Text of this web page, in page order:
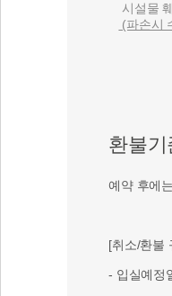
시설물
(파손시
환불기
예약 후에
[취소/환불
- 입실예